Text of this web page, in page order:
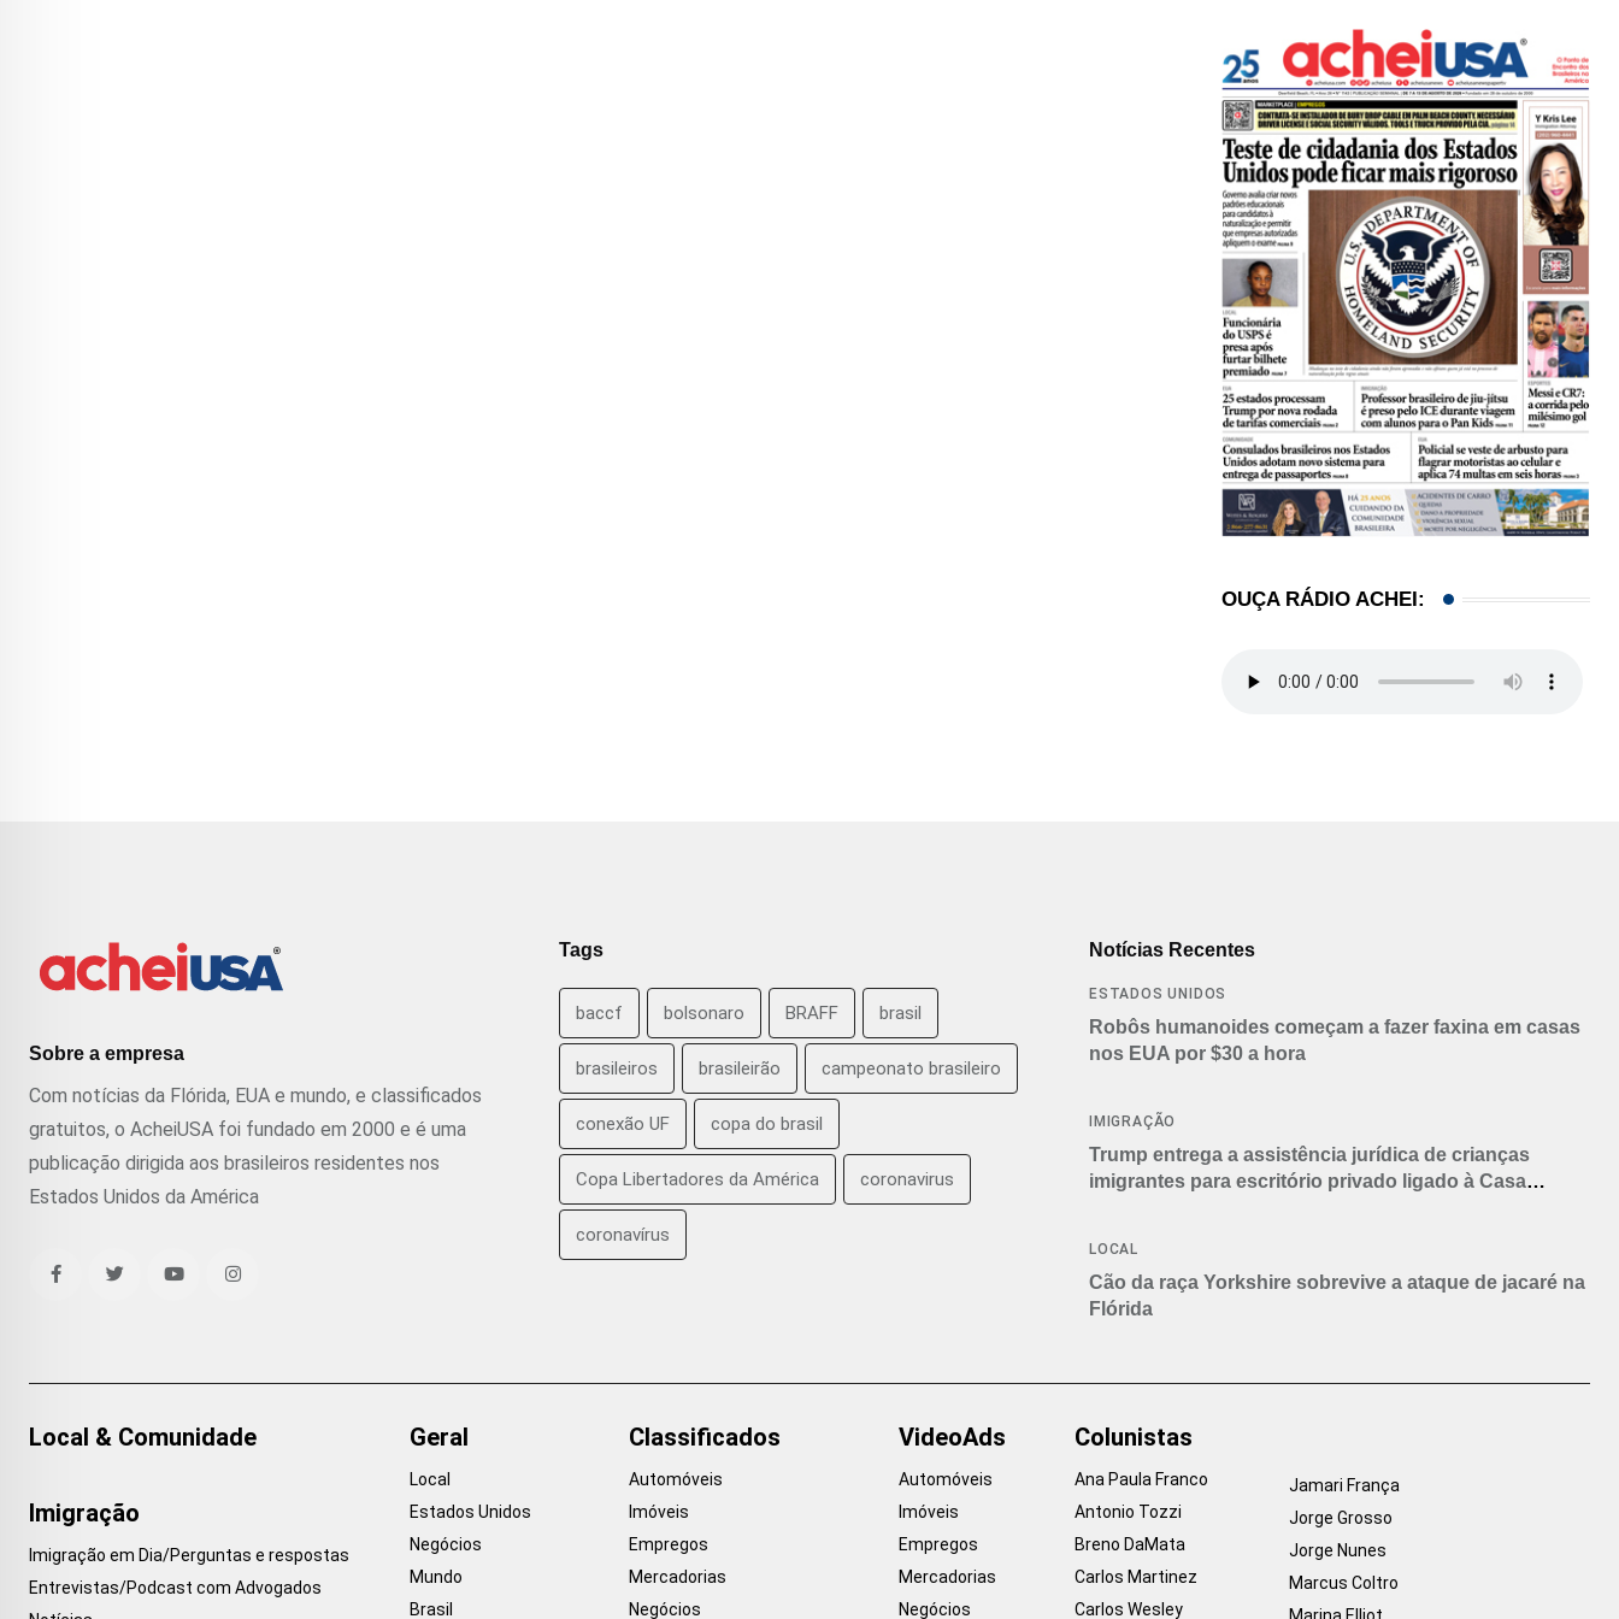
OUÇA RÁDIO ACHEI:
Sobre a empresa
Com notícias da Flórida, EUA e mundo, e classificados
gratuitos, o AcheiUSA foi fundado em 2000 e é uma
publicação dirigida aos brasileiros residentes nos
Estados Unidos da América
Tags
baccf bolsonaro BRAFF brasil
brasileiros brasileirão campeonato brasileiro
conexão UF copa do brasil
Copa Libertadores da América coronavirus
coronavírus
Notícias Recentes
ESTADOS UNIDOS
Robôs humanoides começam a fazer faxina em casas
nos EUA por $30 a hora
IMIGRAÇÃO
Trump entrega a assistência jurídica de crianças
imigrantes para escritório privado ligado à Casa
LOCAL
Cão da raça Yorkshire sobrevive a ataque de jacaré na
Flórida
Local & Comunidade
Imigração
Imigração em Dia/Perguntas e respostas
Entrevistas/Podcast com Advogados
Geral
Local
Estados Unidos
Negócios
Mundo
Brasil
Classificados
Automóveis
Imóveis
Empregos
Mercadorias
Negócios
VideoAds
Automóveis
Imóveis
Empregos
Mercadorias
Negócios
Colunistas
Ana Paula Franco
Antonio Tozzi
Breno DaMata
Carlos Martinez
Carlos Wesley
Jamari França
Jorge Grosso
Jorge Nunes
Marcus Coltro